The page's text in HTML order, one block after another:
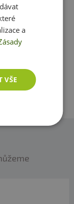
zejména pro
Nepřekračujte
dosah
ženy.
mrazem.
recenzi a
a
VŠE